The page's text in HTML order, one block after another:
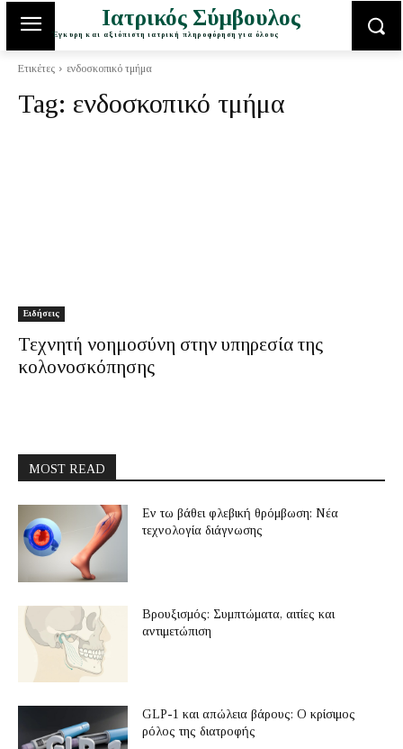
Ιατρικός Σύμβουλος
Έγκυρη και αξιόπιστη ιατρική πληροφόρηση για όλους
Ετικέτες ενδοσκοπικό τμήμα
Tag: ενδοσκοπικό τμήμα
Ειδήσεις
Τεχνητή νοημοσύνη στην υπηρεσία της
κολονοσκόπησης
MOST READ
Εν τω βάθει φλεβική θρόμβωση: Νέα
τεχνολογία διάγνωσης
Βρουξισμός: Συμπτώματα, αιτίες και
αντιμετώπιση
GLP-1 και απώλεια βάρους: Ο κρίσιμος
ρόλος της διατροφής